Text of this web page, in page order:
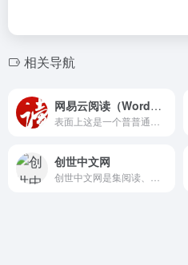
相关导航
网易云阅读（Word模式）
创世中文网